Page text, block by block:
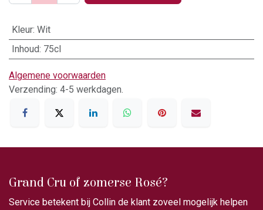
Kleur: Wit
Inhoud: 75cl
Algemene voorwaarden
Verzending: 4-5 werkdagen.
Grand Cru of zomerse Rosé?
Service betekent bij Collin de klant zoveel mogelijk helpen